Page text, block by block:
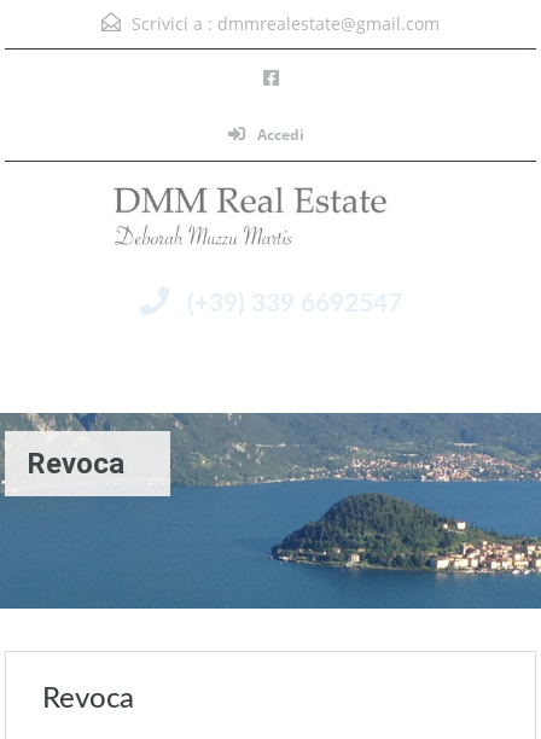
Scrivici a : dmmrealestate@gmail.com
Accedi
(+39) 339 6692547
Revoca
Revoca